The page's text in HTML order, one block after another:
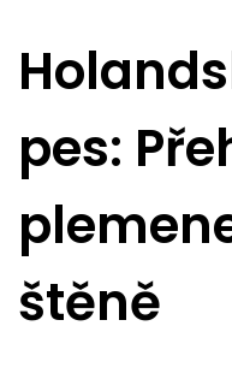
pes:
štěně